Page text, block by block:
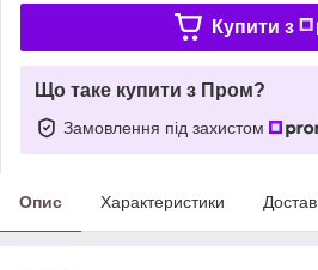
Купити з
Що таке купити з Пром?
Замовлення під захистом
Опис Характеристики